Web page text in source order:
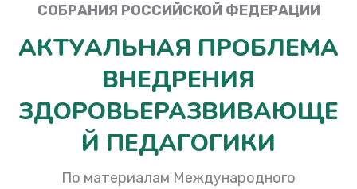
СОБРАНИЯ РОССИЙСКОЙ ФЕДЕРАЦИИ
АКТУАЛЬНАЯ ПРОБЛЕМА
ВНЕДРЕНИЯ
ЗДОРОВЬЕРАЗВИВАЮЩЕ
Й ПЕДАГОГИКИ
По материалам Международного